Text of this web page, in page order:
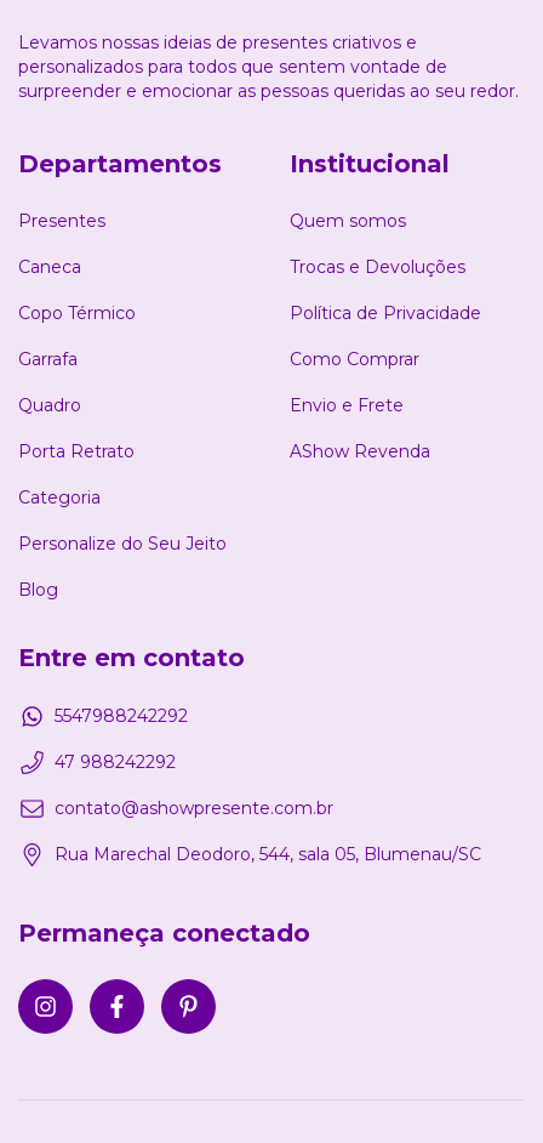
Levamos nossas ideias de presentes criativos e
personalizados para todos que sentem vontade de
surpreender e emocionar as pessoas queridas ao seu redor.
Departamentos
Presentes
Caneca
Copo Térmico
Garrafa
Quadro
Porta Retrato
Categoria
Personalize do Seu Jeito
Blog
Institucional
Quem somos
Trocas e Devoluções
Política de Privacidade
Como Comprar
Envio e Frete
AShow Revenda
Entre em contato
5547988242292
47 988242292
contato@ashowpresente.com.br
Rua Marechal Deodoro, 544, sala 05, Blumenau/SC
Permaneça conectado